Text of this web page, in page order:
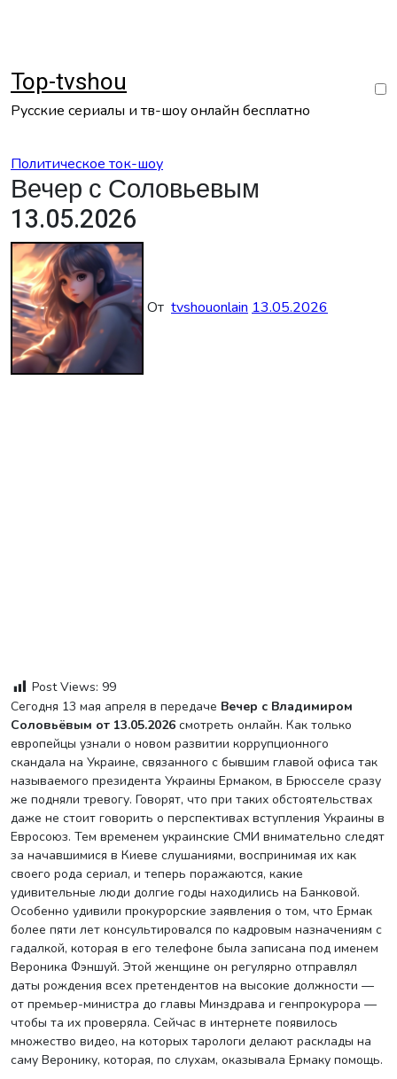
Top-tvshou
Русские сериалы и тв-шоу онлайн бесплатно
Политическое ток-шоу
Вечер с Соловьевым
13.05.2026
От tvshouonlain 13.05.2026
Post Views: 99
Сегодня 13 мая апреля в передаче Вечер с Владимиром
Соловьёвым от 13.05.2026 смотреть онлайн. Как только
европейцы узнали о новом развитии коррупционного
скандала на Украине, связанного с бывшим главой офиса так
называемого президента Украины Ермаком, в Брюсселе сразу
же подняли тревогу. Говорят, что при таких обстоятельствах
даже не стоит говорить о перспективах вступления Украины в
Евросоюз. Тем временем украинские СМИ внимательно следят
за начавшимися в Киеве слушаниями, воспринимая их как
своего рода сериал, и теперь поражаются, какие
удивительные люди долгие годы находились на Банковой.
Особенно удивили прокурорские заявления о том, что Ермак
более пяти лет консультировался по кадровым назначениям с
гадалкой, которая в его телефоне была записана под именем
Вероника Фэншуй. Этой женщине он регулярно отправлял
даты рождения всех претендентов на высокие должности —
от премьер-министра до главы Минздрава и генпрокурора —
чтобы та их проверяла. Сейчас в интернете появилось
множество видео, на которых тарологи делают расклады на
саму Веронику, которая, по слухам, оказывала Ермаку помощь.